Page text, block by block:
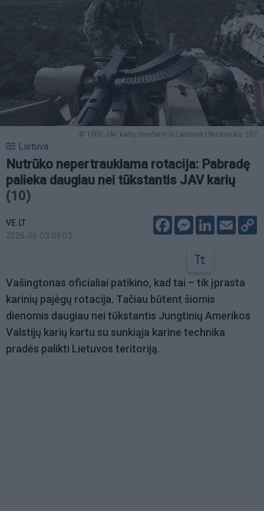
© 1000 JAV karių išvedami iš Lietuvos | Nuotrauka: LRT
Lietuva
Nutrūko nepertraukiama rotacija: Pabradę
palieka daugiau nei tūkstantis JAV karių
(10)
VE.LT
2026-06-03 09:03
FacebookMessenger
LinkedIn
Email
Vašingtonas oficialiai patikino, kad tai – tik įprasta
karinių pajėgų rotacija. Tačiau būtent šiomis
dienomis daugiau nei tūkstantis Jungtinių Amerikos
Valstijų karių kartu su sunkiąja karine technika
pradės palikti Lietuvos teritoriją.